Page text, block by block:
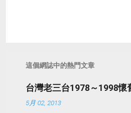
這個網誌中的熱門文章
台灣老三台1978～1998懷
5月 02, 2013